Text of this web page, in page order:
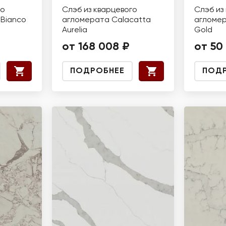
Слэб из кварцевого
агломерата Calacatta
Aurelia
от 168 008 ₽
ПОДРОБНЕЕ
Слэб из
Gold
от 50